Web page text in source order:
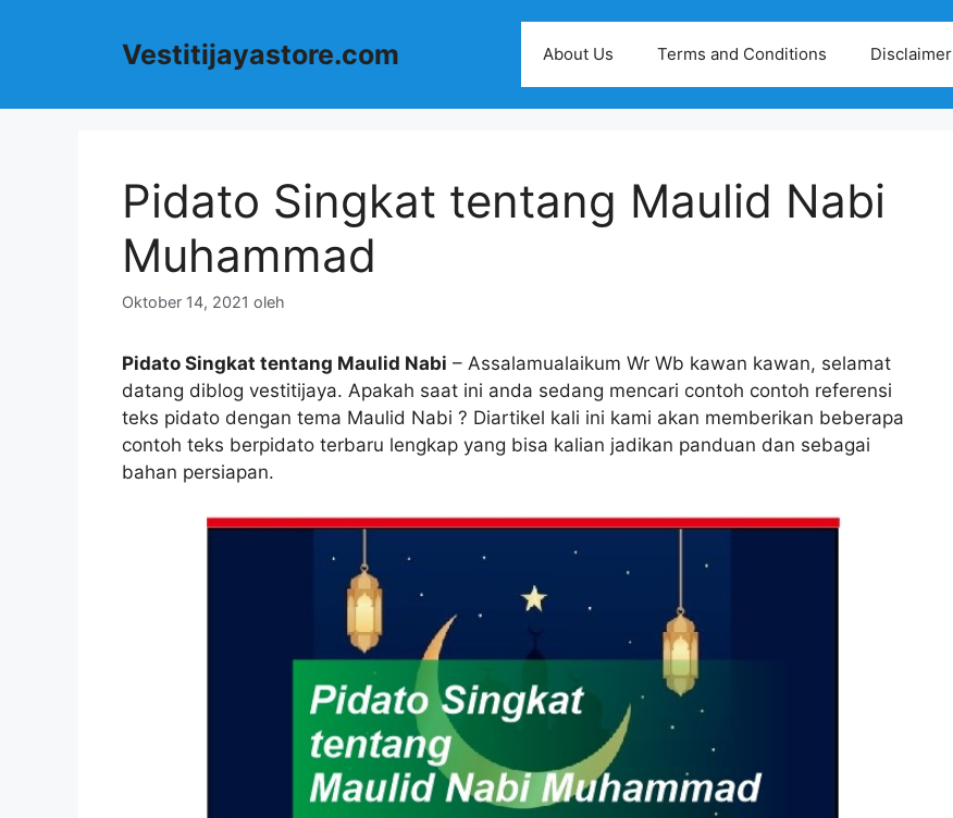
Vestitijayastore.com About Us Terms and Conditions Disclaimer
Pidato Singkat tentang Maulid Nabi
Muhammad
Oktober 14, 2021 oleh
Pidato Singkat tentang Maulid Nabi – Assalamualaikum Wr Wb kawan kawan, selamat
datang diblog vestitijaya. Apakah saat ini anda sedang mencari contoh contoh referensi
teks pidato dengan tema Maulid Nabi ? Diartikel kali ini kami akan memberikan beberapa
contoh teks berpidato terbaru lengkap yang bisa kalian jadikan panduan dan sebagai
bahan persiapan.